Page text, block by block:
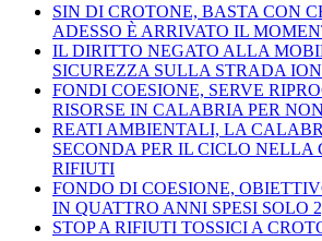
SIN DI CROTONE, BASTA CON
ADESSO È ARRIVATO IL
IL DIRITTO NEGATO ALLA
SICUREZZA SULLA STRADA
FONDI COESIONE, SERVE
RISORSE IN CALABRIA PER
REATI AMBIENTALI, LA
SECONDA PER IL CICLO NELLA
RIFIUTI
FONDO DI COESIONE,
IN QUATTRO ANNI SPESI SOLO
STOP A RIFIUTI TOSSICI A